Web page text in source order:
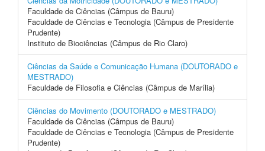
Faculdade de Ciências (Câmpus de Bauru)
Faculdade de Ciências e Tecnologia (Câmpus de Presidente
Prudente)
Instituto de Biociências (Câmpus de Rio Claro)
Ciências da Saúde e Comunicação Humana (DOUTORADO e
MESTRADO)
Faculdade de Filosofia e Ciências (Câmpus de Marília)
Ciências do Movimento (DOUTORADO e MESTRADO)
Faculdade de Ciências (Câmpus de Bauru)
Faculdade de Ciências e Tecnologia (Câmpus de Presidente
Prudente)